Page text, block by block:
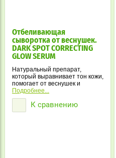
Отбеливающая
сыворотка от веснушек.
DARK SPOT CORRECTING
GLOW SERUM
Натуральный препарат,
который выравнивает тон кожи,
помогает от веснушек и
пигментных пятен, увлажняет и
питает кожу.
Подробнее...
К сравнению